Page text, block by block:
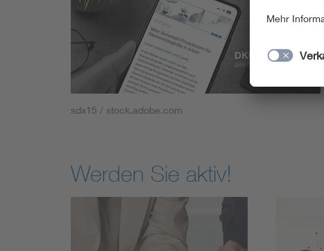
sdx15 / stock.adobe.com
Werden Sie aktiv!